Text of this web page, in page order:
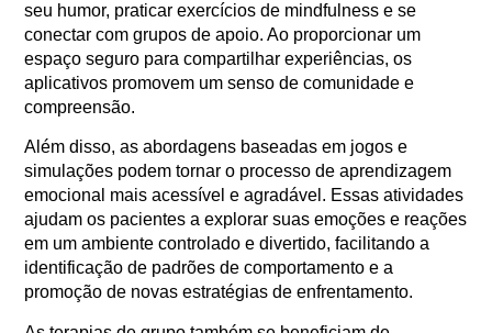
seu humor, praticar exercícios de mindfulness e se
conectar com grupos de apoio. Ao proporcionar um
espaço seguro para compartilhar experiências, os
aplicativos promovem um senso de comunidade e
compreensão.
Além disso, as abordagens baseadas em jogos e
simulações podem tornar o processo de aprendizagem
emocional mais acessível e agradável. Essas atividades
ajudam os pacientes a explorar suas emoções e reações
em um ambiente controlado e divertido, facilitando a
identificação de padrões de comportamento e a
promoção de novas estratégias de enfrentamento.